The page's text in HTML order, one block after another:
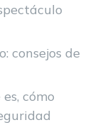
consejos de
cómo